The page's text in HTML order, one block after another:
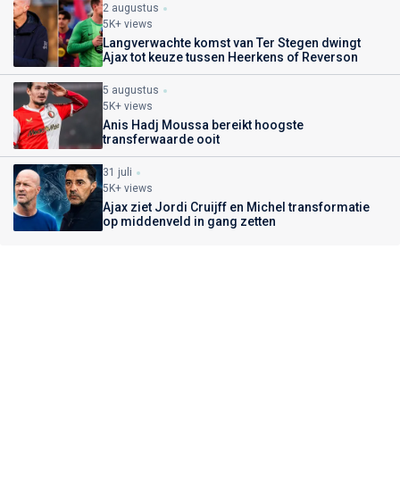
2 augustus
5K+ views
Langverwachte komst van Ter Stegen dwingt
Ajax tot keuze tussen Heerkens of Reverson
5 augustus
5K+ views
Anis Hadj Moussa bereikt hoogste
transferwaarde ooit
31 juli
5K+ views
Ajax ziet Jordi Cruijff en Michel transformatie
op middenveld in gang zetten